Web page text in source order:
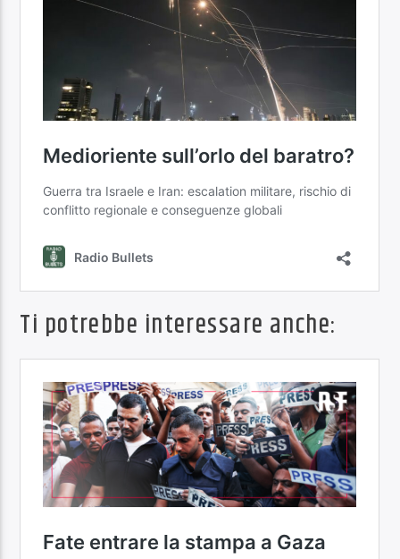
Ti potrebbe interessare anche: